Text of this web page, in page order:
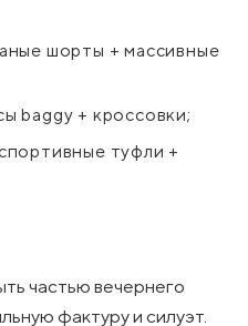
шорты + массивные
baggy + кроссовки;
туфли +
частью вечернего
фактуру и силуэт.